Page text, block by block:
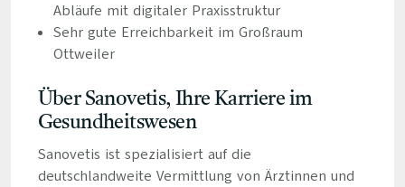
Abläufe mit digitaler Praxisstruktur
Sehr gute Erreichbarkeit im Großraum
Ottweiler
Über Sanovetis, Ihre Karriere im
Gesundheitswesen
Sanovetis ist spezialisiert auf die
deutschlandweite Vermittlung von Ärztinnen und